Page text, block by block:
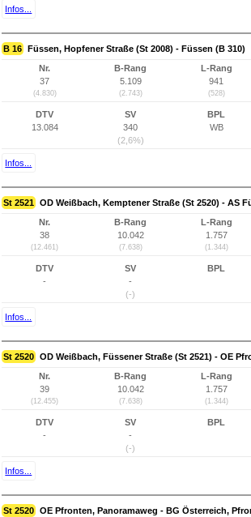
Infos...
B 16 Füssen, Hopfener Straße (St 2008) - Füssen (B 310)
Nr.
37
(4.830)
B-Rang
5.109
(2.743)
L-Rang
941
(528)
DTV
13.084
SV
340
(2,6%)
BPL
WB
Infos...
St 2521 OD Weißbach, Kemptener Straße (St 2520) - AS
Nr.
38
(12.461)
B-Rang
10.042
(7.638)
L-Rang
1.757
(1.344)
DTV
-
SV
-
(-)
BPL
Infos...
St 2520 OD Weißbach, Füssener Straße (St 2521) - OE
Nr.
39
(12.455)
B-Rang
10.042
(7.638)
L-Rang
1.757
(1.344)
DTV
-
SV
-
(-)
BPL
Infos...
St 2520 OE Pfronten, Panoramaweg - BG Österreich,